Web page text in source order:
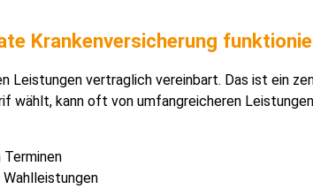
Krankenversicherung
Leistungen vertraglich vereinbart. Das ist ein
wählt, kann oft von umfangreicheren